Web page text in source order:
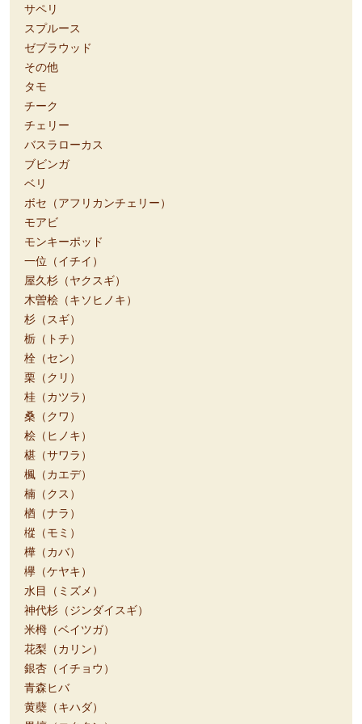
サペリ
スプルース
ゼブラウッド
その他
タモ
チーク
チェリー
バスラローカス
ブビンガ
ベリ
ボセ（アフリカンチェリー）
モアビ
モンキーポッド
一位（イチイ）
屋久杉（ヤクスギ）
木曽桧（キソヒノキ）
杉（スギ）
栃（トチ）
栓（セン）
栗（クリ）
桂（カツラ）
桑（クワ）
桧（ヒノキ）
椹（サワラ）
楓（カエデ）
楠（クス）
楢（ナラ）
樅（モミ）
樺（カバ）
欅（ケヤキ）
水目（ミズメ）
神代杉（ジンダイスギ）
米栂（ベイツガ）
花梨（カリン）
銀杏（イチョウ）
青森ヒバ
黄蘗（キハダ）